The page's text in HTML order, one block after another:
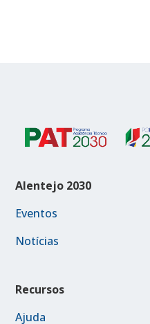
Alentejo 2030
Eventos
Notícias
Recursos
Ajuda